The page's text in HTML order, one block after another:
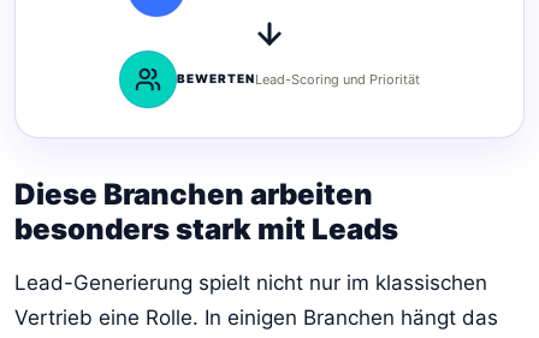
BEWERTENLead-Scoring und Priorität
Diese Branchen arbeiten
besonders stark mit Leads
Lead-Generierung spielt nicht nur im klassischen
Vertrieb eine Rolle. In einigen Branchen hängt das